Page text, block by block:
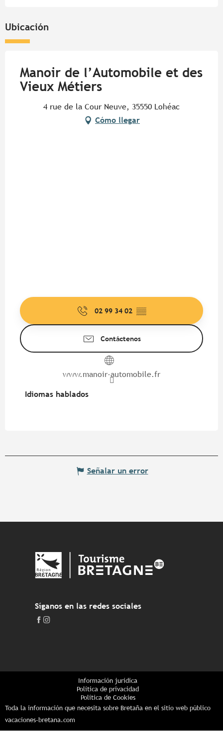
Ubicación
Manoir de l’Automobile et des
Vieux Métiers
4 rue de la Cour Neuve, 35550 Lohéac
Cómo llegar
02 99 34 02 ▒▒
Contáctenos
www.manoir-automobile.fr
Idiomas hablados
Idiomas hablados
Señalar un error
Síganos en las redes sociales
Información jurídica
Política de privacidad
Política de Cookies
Toda la información que necesita sobre Bretaña en el sitio web público
vacaciones-bretana.com